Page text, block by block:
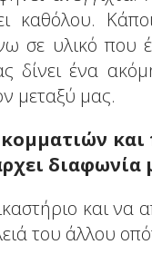
καθόλου.
σε υλικό που
ένα
μεταξύ μας.
και
διαφωνία
και να
του άλλου